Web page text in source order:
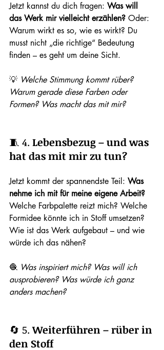
Jetzt kannst du dich fragen: Was will
das Werk mir vielleicht erzählen? Oder:
Warum wirkt es so, wie es wirkt? Du
musst nicht „die richtige“ Bedeutung
finden – es geht um deine Sicht.
💡 Welche Stimmung kommt rüber?
Warum gerade diese Farben oder
Formen? Was macht das mit mir?
🧵 4. Lebensbezug – und was
hat das mit mir zu tun?
Jetzt kommt der spannendste Teil: Was
nehme ich mit für meine eigene Arbeit?
Welche Farbpalette reizt mich? Welche
Formidee könnte ich in Stoff umsetzen?
Wie ist das Werk aufgebaut – und wie
würde ich das nähen?
🧶 Was inspiriert mich? Was will ich
ausprobieren? Was würde ich ganz
anders machen?
🔄 5. Weiterführen – rüber in
den Stoff